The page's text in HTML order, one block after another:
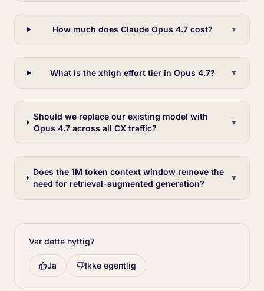
How much does Claude Opus 4.7 cost? ▼
What is the xhigh effort tier in Opus 4.7? ▼
Should we replace our existing model with
Opus 4.7 across all CX traffic?
▼
Does the 1M token context window remove the
need for retrieval-augmented generation?
▼
Var dette nyttig?
Ja Ikke egentlig